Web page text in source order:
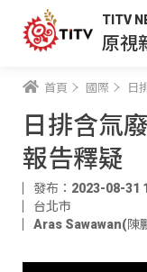
TITV
原視
首頁 國際 日
日排含氚
報告釋疑
發布：2023-08-31
台北市
Aras Sawawan(陳